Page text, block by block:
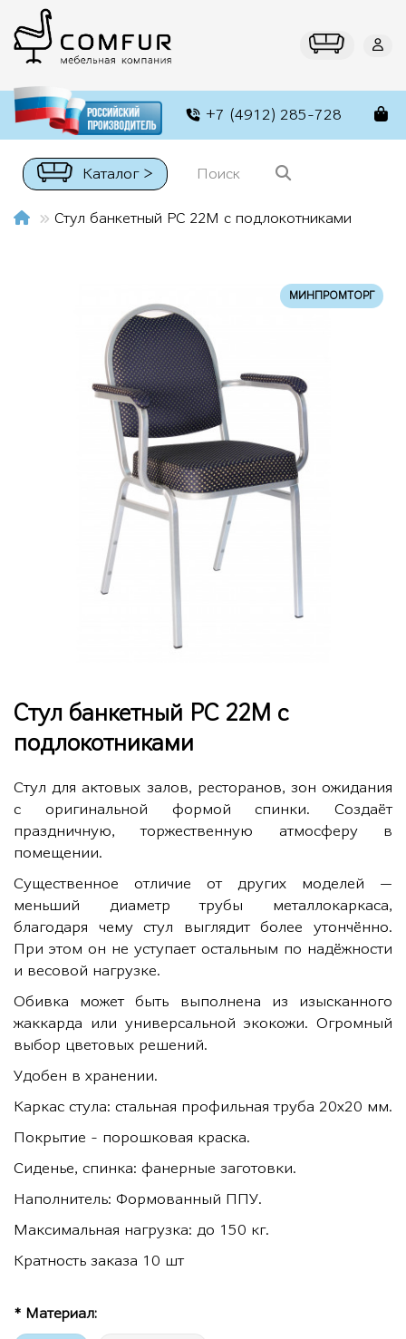
+7 (4912) 285-728
Каталог >
Стул банкетный РС 22М с подлокотниками
МИНПРОМТОРГ
Стул банкетный РС 22М с
подлокотниками
Стул для актовых залов, ресторанов, зон ожидания
с оригинальной формой спинки. Создаёт
праздничную, торжественную атмосферу в
помещении.
Существенное отличие от других моделей —
меньший диаметр трубы металлокаркаса,
благодаря чему стул выглядит более утончённо.
При этом он не уступает остальным по надёжности
и весовой нагрузке.
Обивка может быть выполнена из изысканного
жаккарда или универсальной экокожи. Огромный
выбор цветовых решений.
Удобен в хранении.
Каркас стула: стальная профильная труба 20х20 мм.
Покрытие - порошковая краска.
Сиденье, спинка: фанерные заготовки.
Наполнитель: Формованный ППУ.
Максимальная нагрузка: до 150 кг.
Кратность заказа 10 шт
* Материал: